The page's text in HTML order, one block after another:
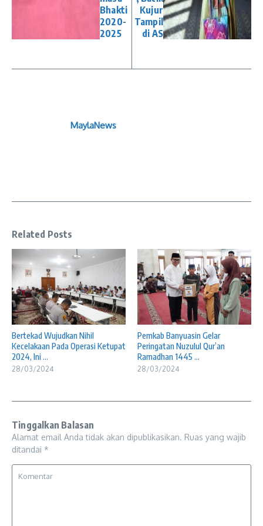
Bhakti
2020-
2025
Kujur
Tampil
di AS
MaylaNews
Related Posts
Bertekad Wujudkan Nihil
Kecelakaan Pada Operasi Ketupat
2024, Ini ...
28/03/2024
Pemkab Banyuasin Gelar
Peringatan Nuzulul Qur’an
Ramadhan 1445 ...
28/03/2024
Tinggalkan Balasan
Alamat email Anda tidak akan dipublikasikan. Ruas yang wajib
ditandai *